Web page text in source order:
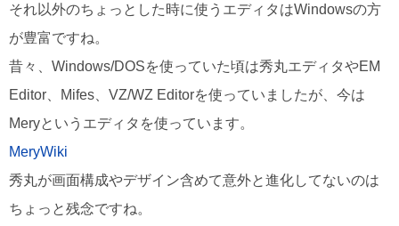
それ以外のちょっとした時に使うエディタはWindowsの方
が豊富ですね。
昔々、Windows/DOSを使っていた頃は秀丸エディタやEM
Editor、Mifes、VZ/WZ Editorを使っていましたが、今は
Meryというエディタを使っています。
MeryWiki
秀丸が画面構成やデザイン含めて意外と進化してないのは
ちょっと残念ですね。